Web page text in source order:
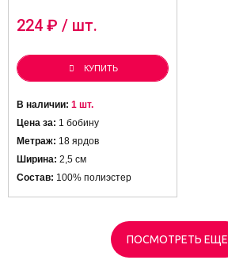
224 ₽ / шт.
КУПИТЬ
В наличии: 1 шт.
Цена за: 1 бобину
Метраж: 18 ярдов
Ширина: 2,5 см
Состав: 100% полиэстер
ПОСМОТРЕТЬ ЕЩЕ